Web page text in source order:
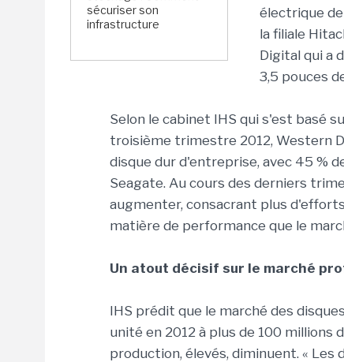
sécuriser son
infrastructure
électrique
la filiale
Digital qui a
3,5 pouces
Selon le cabinet IHS qui s'est basé
troisième trimestre 2012, Western
disque dur d'entreprise, avec 45 %
Seagate. Au cours des derniers
augmenter, consacrant plus
matière de performance que le
Un atout décisif sur le marché
IHS prédit que le marché des
unité en 2012 à plus de 100 millions
production, élevés, diminuent. «